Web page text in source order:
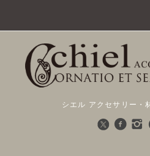
シエル アクセサリー・